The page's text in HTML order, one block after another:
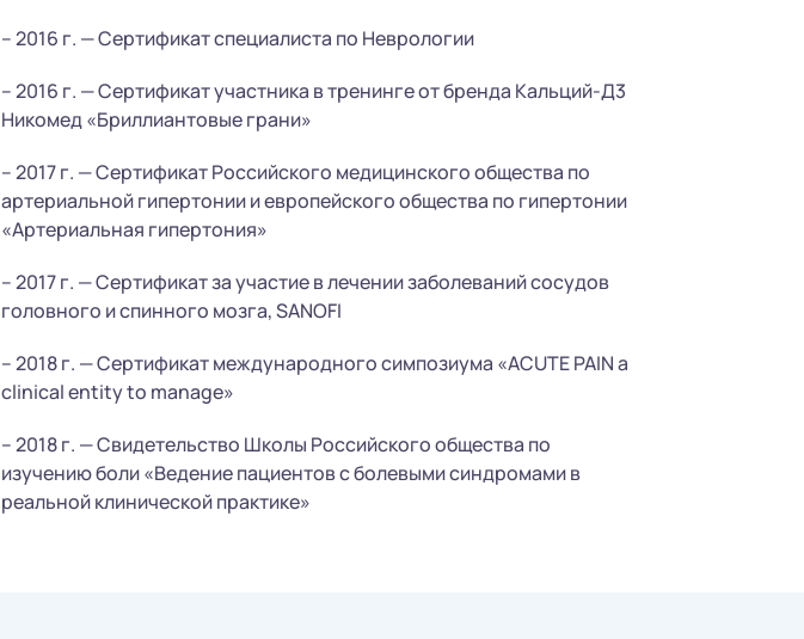
– 2016 г. — Сертификат специалиста по Неврологии
– 2016 г. — Сертификат участника в тренинге от бренда Кальций-Д3
Никомед «Бриллиантовые грани»
– 2017 г. — Сертификат Российского медицинского общества по
артериальной гипертонии и европейского общества по гипертонии
«Артериальная гипертония»
– 2017 г. — Сертификат за участие в лечении заболеваний сосудов
головного и спинного мозга, SANOFI
– 2018 г. — Сертификат международного симпозиума «ACUTE PAIN a
clinical entity to manage»
– 2018 г. — Свидетельство Школы Российского общества по
изучению боли «Ведение пациентов с болевыми синдромами в
реальной клинической практике»